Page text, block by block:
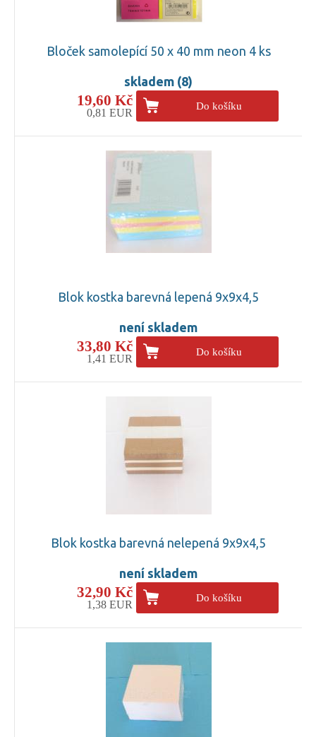
Bloček samolepící 50 x 40 mm neon 4 ks
skladem (8)
19,60 Kč
0,81 EUR
Do košíku
Blok kostka barevná lepená 9x9x4,5
není skladem
33,80 Kč
1,41 EUR
Do košíku
Blok kostka barevná nelepená 9x9x4,5
není skladem
32,90 Kč
1,38 EUR
Do košíku